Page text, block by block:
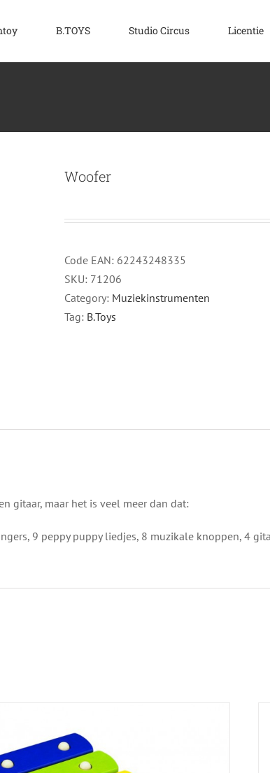
B.TOYS Studio Circus Licentie
Woofer
Code EAN: 62243248335
SKU: 71206
Category: Muziekinstrumenten
Tag: B.Toys
gitaar, maar het is veel meer dan dat:
9 peppy puppy liedjes, 8 muzikale knoppen, 4